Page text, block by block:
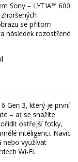
Sony – LYTIA™ 600
se přitom
následek rozostřené
Gen 3, který je první
– ať se snažíte
ostřejší fotky,
inteligenci. Navíc
nebo využívat
Wi-Fi.